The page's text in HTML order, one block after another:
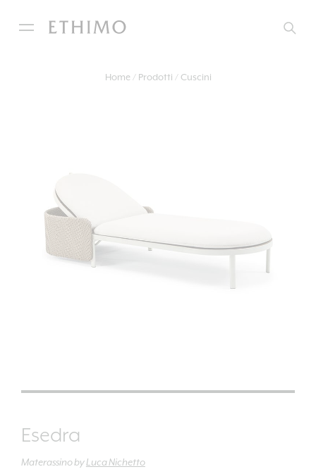
Home Prodotti Cuscini
Esedra
MaterassinobyLuca Nichetto